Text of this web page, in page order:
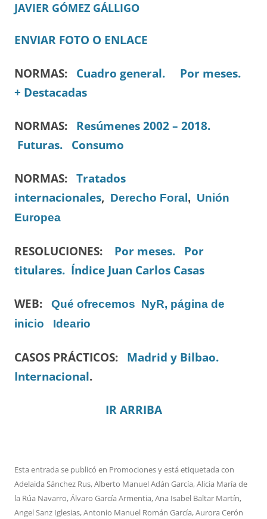
JAVIER GÓMEZ GÁLLIGO
ENVIAR FOTO O ENLACE
NORMAS: Cuadro general.
Por meses.
+ Destacadas
NORMAS: Resúmenes 2002 – 2018.
Futuras.
Consumo
NORMAS: Tratados
internacionales, Derecho Foral , Unión
Europea
RESOLUCIONES: Por meses.
Por
titulares. Índice Juan Carlos Casas
WEB: Qué ofrecemos NyR, página de
inicio
Ideario
CASOS PRÁCTICOS: Madrid y Bilbao.
Internacional.
IR ARRIBA
Esta entrada se publicó en Promocionesy está etiquetada con
Adelaida Sánchez Rus,Alberto Manuel Adán García,Alicia María de
la Rúa Navarro,Álvaro García Armentia,Ana Isabel Baltar Martín,
Angel Sanz Iglesias,Antonio Manuel Román García,Aurora Cerón